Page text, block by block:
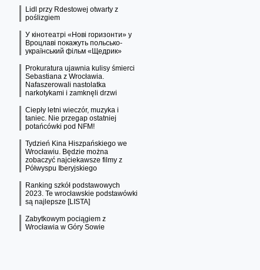
Lidl przy Rdestowej otwarty z
poślizgiem
У кінотеатрі «Нові горизонти» у
Вроцлаві покажуть польсько-
український фільм «Щедрик»
Prokuratura ujawnia kulisy śmierci
Sebastiana z Wrocławia.
Nafaszerowali nastolatka
narkotykami i zamknęli drzwi
Ciepły letni wieczór, muzyka i
taniec. Nie przegap ostatniej
potańcówki pod NFM!
Tydzień Kina Hiszpańskiego we
Wrocławiu. Będzie można
zobaczyć najciekawsze filmy z
Półwyspu Iberyjskiego
Ranking szkół podstawowych
2023. Te wrocławskie podstawówki
są najlepsze [LISTA]
Zabytkowym pociągiem z
Wrocławia w Góry Sowie